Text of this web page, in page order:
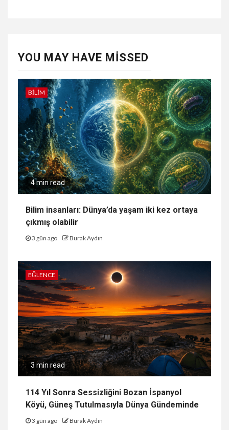
YOU MAY HAVE MISSED
BILIM
4 min read
Bilim insanları: Dünya’da yaşam iki kez ortaya
çıkmış olabilir
3 gün ago Burak Aydın
EĞLENCE
3 min read
114 Yıl Sonra Sessizliğini Bozan İspanyol
Köyü, Güneş Tutulmasıyla Dünya Gündeminde
3 gün ago Burak Aydın